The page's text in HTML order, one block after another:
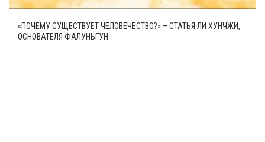
«ПОЧЕМУ СУЩЕСТВУЕТ ЧЕЛОВЕЧЕСТВО?» – СТАТЬЯ ЛИ ХУНЧЖИ,
ОСНОВАТЕЛЯ ФАЛУНЬГУН